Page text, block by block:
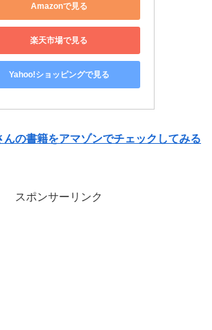
Amazonで見る
楽天市場で見る
Yahoo!ショッピングで見る
んの書籍をアマゾンでチェックしてみる
スポンサーリンク